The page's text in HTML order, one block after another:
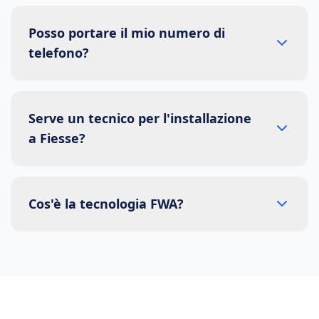
Posso portare il mio numero di
telefono?
Serve un tecnico per l'installazione
a Fiesse?
Cos'è la tecnologia FWA?